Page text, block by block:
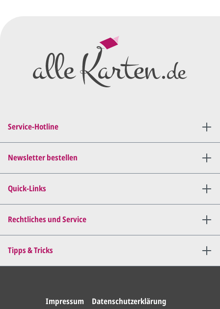
Preisangebot
Anschluss den ersten
Entwurf/Korrekturabzug
Diesen senden wir Ihnen als
PDF per E-Mail.
uns, was Sie amEntwurf
Wir senden Ihnen den
Dies wiederholen wir so lange,
bis
Service-Hotline
Rechtliches und Service
Tipps & Tricks
Quick-Links
Newsletter bestellen
Impressum Datenschutzerklärung